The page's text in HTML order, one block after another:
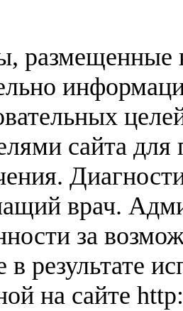
размещенные
сайта
врач.
за
в результате
на сайте